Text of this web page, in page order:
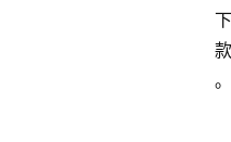
下
款
。